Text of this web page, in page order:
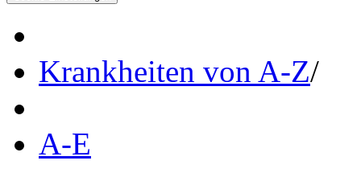
Krankheiten von A-Z/
A-E